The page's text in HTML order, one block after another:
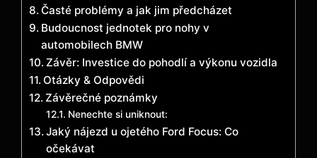
Časté problémy a jak jim předcházet
Budoucnost jednotek pro nohy v
automobilech BMW
Závěr: Investice do pohodlí a výkonu vozidla
Otázky & Odpovědi
Závěrečné poznámky
Nenechte si uniknout:
Jaký nájezd u ojetého Ford Focus: Co
očekávat